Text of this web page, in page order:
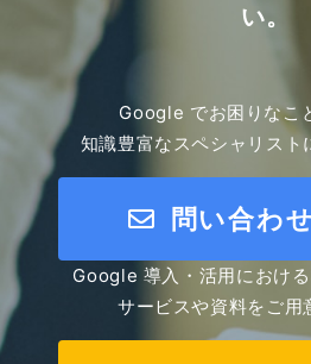
い。
Google でお困りなこ
知識豊富なスペシャリスト
問い合わ
Google 導入・活用におけ
サービスや資料をご用